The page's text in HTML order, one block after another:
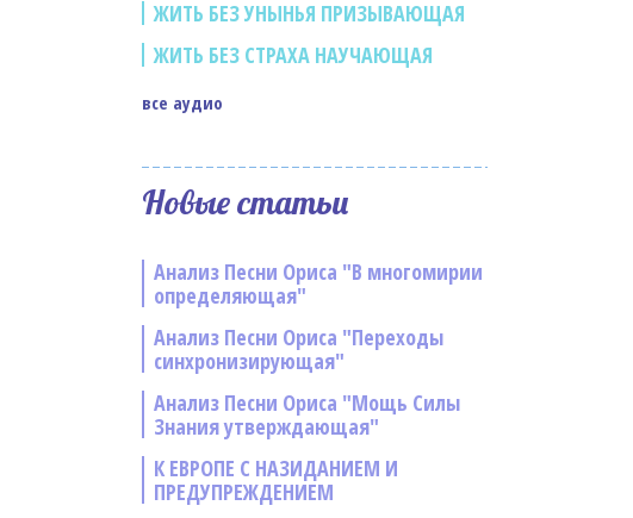
ЖИТЬ БЕЗ УНЫНЬЯ ПРИЗЫВАЮЩАЯ
ЖИТЬ БЕЗ СТРАХА НАУЧАЮЩАЯ
все аудио
Новые статьи
Анализ Песни Ориса "В многомирии
определяющая"
Анализ Песни Ориса "Переходы
синхронизирующая"
Анализ Песни Ориса "Мощь Силы
Знания утверждающая"
К ЕВРОПЕ С НАЗИДАНИЕМ И
ПРЕДУПРЕЖДЕНИЕМ